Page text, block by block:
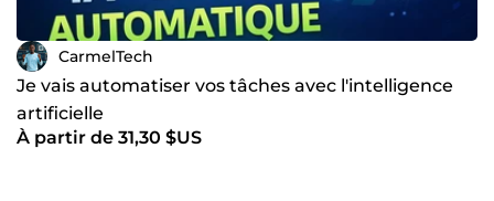
CarmelTech
Je vais automatiser vos tâches avec l'intelligence
artificielle
À partir de 31,30 $US